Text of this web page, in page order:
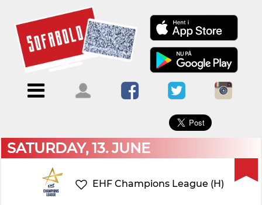
Menu
ForsideKalendere
Blogs
Om
Sofabold
Kontakt
bruger
ind
×
SATURDAY, 13. JUNE
EHF Champions League (H)